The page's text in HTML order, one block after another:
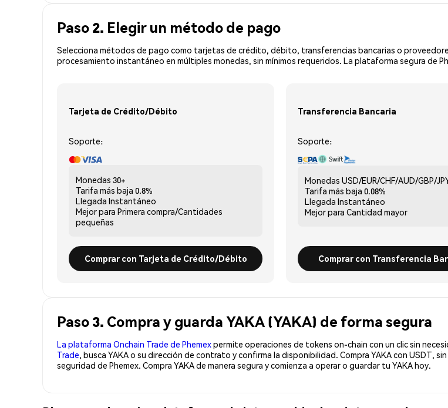
Paso 2. Elegir un método de pago
Selecciona métodos de pago como tarjetas de crédito, débito, transferencias bancarias o
procesamiento instantáneo en múltiples monedas, sin mínimos requeridos. La plataforma segura de
Tarjeta de Crédito/Débito
Soporte:
Monedas 30+
Tarifa más baja 0.8%
Llegada Instantáneo
Mejor para Primera compra/Cantidades
pequeñas
Comprar con Tarjeta de Crédito/Débito
Transferencia Bancaria
Soporte:
Monedas USD/EUR/CHF/AUD/GBP/
Tarifa más baja 0.08%
Llegada Instantáneo
Mejor para Cantidad mayor
Comprar con Transferencia
Paso 3. Compra y guarda YAKA (YAKA) de forma segura
La plataforma Onchain Trade de Phemexpermite operaciones de tokens on-chain con un clic sin
Trade, busca YAKA o su dirección de contrato y confirma la disponibilidad. Compra YAKA con USDT,
seguridad de Phemex. Compra YAKA de manera segura y comienza a operar o guardar tu YAKA hoy.